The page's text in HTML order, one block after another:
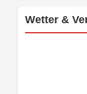
Wetter &